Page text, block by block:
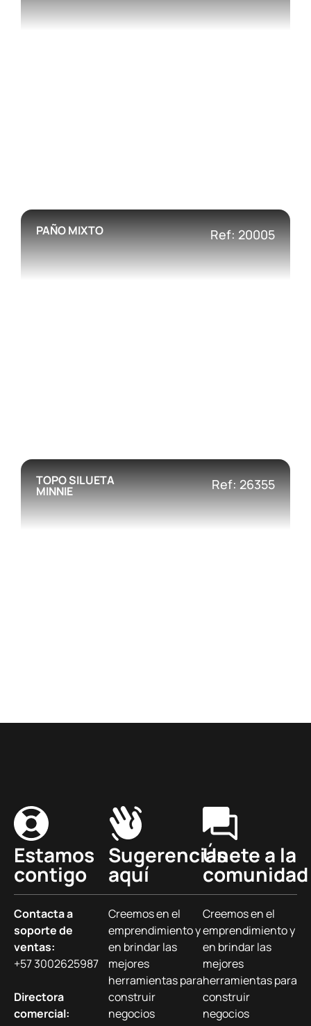
PAÑO MIXTO Ref: 20005
TOPO SILUETA
MINNIE Ref: 26355
Estamos
contigo
Contacta a
soporte de
ventas:
+57 3002625987
Directora
comercial:
Sugerencias
aquí
Creemos en el
emprendimiento y
en brindar las
mejores
herramientas para
construir
negocios
Únete a la
comunidad
Creemos en el
emprendimiento y
en brindar las
mejores
herramientas para
construir
negocios